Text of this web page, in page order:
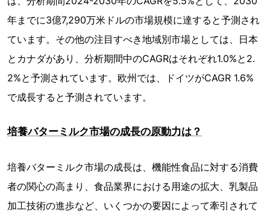
年までに3億7,290万米ドルの市場規模に達すると予測され
ています。その他の注目すべき地域別市場としては、日本
とカナダがあり、分析期間中のCAGRはそれぞれ1.0%と2.
2%と予測されています。欧州では、ドイツがCAGR 1.6%
で成長すると予測されています。
培養バターミルク市場の成長の原動力は？
培養バターミルク市場の成長は、機能性食品に対する消費
者の関心の高まり、食品業界における用途の拡大、乳製品
加工技術の進歩など、いくつかの要因によって牽引されて